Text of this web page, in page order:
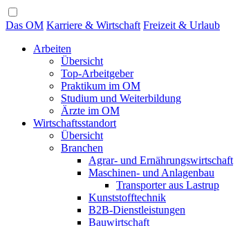
Das OM Karriere & Wirtschaft Freizeit & Urlaub
Arbeiten
Übersicht
Top-Arbeitgeber
Praktikum im OM
Studium und Weiterbildung
Ärzte im OM
Wirtschaftsstandort
Übersicht
Branchen
Agrar- und Ernährungswirtschaft
Maschinen- und Anlagenbau
Transporter aus Lastrup
Kunststofftechnik
B2B-Dienstleistungen
Bauwirtschaft